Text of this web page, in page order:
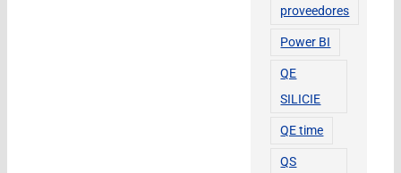
proveedores
Power BI
QE
SILICIE
QE time
QS